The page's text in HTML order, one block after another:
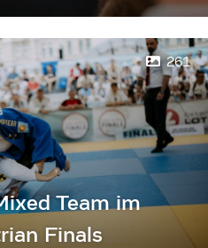
261
Team im
Finals